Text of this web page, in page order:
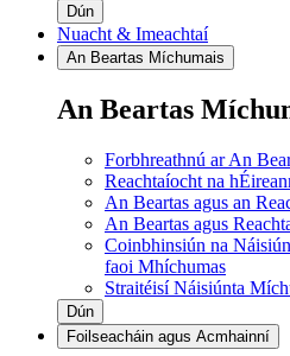
Dún
Nuacht & Imeachtaí
An Beartas Míchumais
An Beartas
Forbhreathnú ar An
Reachtaíocht na
An Beartas agus an
An Beartas agus
Coinbhinsiún na
faoi Mhíchumas
Straitéisí Náisiúnta
Dún
Foilseacháin agus Acmhainní